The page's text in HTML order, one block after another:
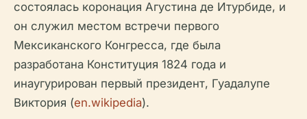
состоялась коронация Агустина де Итурбиде, и
он служил местом встречи первого
Мексиканского Конгресса, где была
разработана Конституция 1824 года и
инаугурирован первый президент, Гуадалупе
Виктория (en.wikipedia).